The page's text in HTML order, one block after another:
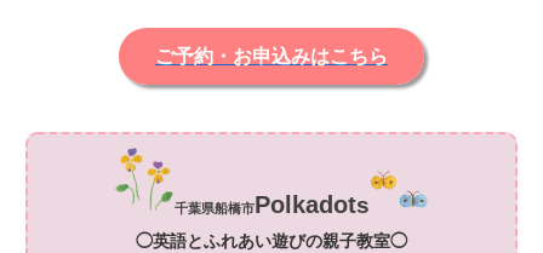
ご予約・お申込みはこちら
千葉県船橋市Polkadots
◯英語とふれあい遊びの親子教室◯